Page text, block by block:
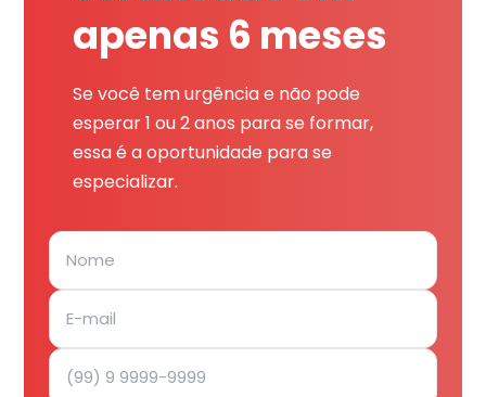
apenas 6 meses
Se você tem urgência e não pode
esperar 1 ou 2 anos para se formar,
essa é a oportunidade para se
especializar.